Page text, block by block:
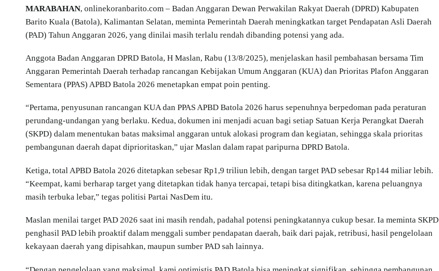
MARABAHAN, onlinekoranbarito.com – Badan Anggaran Dewan Perwakilan Rakyat Daerah (DPRD) Kabupaten
Barito Kuala (Batola), Kalimantan Selatan, meminta Pemerintah Daerah meningkatkan target Pendapatan Asli Daerah
(PAD) Tahun Anggaran 2026, yang dinilai masih terlalu rendah dibanding potensi yang ada.
Anggota Badan Anggaran DPRD Batola, H Maslan, Rabu (13/8/2025), menjelaskan hasil pembahasan bersama Tim
Anggaran Pemerintah Daerah terhadap rancangan Kebijakan Umum Anggaran (KUA) dan Prioritas Plafon Anggaran
Sementara (PPAS) APBD Batola 2026 menetapkan empat poin penting.
“Pertama, penyusunan rancangan KUA dan PPAS APBD Batola 2026 harus sepenuhnya berpedoman pada peraturan
perundang-undangan yang berlaku. Kedua, dokumen ini menjadi acuan bagi setiap Satuan Kerja Perangkat Daerah
(SKPD) dalam menentukan batas maksimal anggaran untuk alokasi program dan kegiatan, sehingga skala prioritas
pembangunan daerah dapat diprioritaskan,” ujar Maslan dalam rapat paripurna DPRD Batola.
Ketiga, total APBD Batola 2026 ditetapkan sebesar Rp1,9 triliun lebih, dengan target PAD sebesar Rp144 miliar lebih.
“Keempat, kami berharap target yang ditetapkan tidak hanya tercapai, tetapi bisa ditingkatkan, karena peluangnya
masih terbuka lebar,” tegas politisi Partai NasDem itu.
Maslan menilai target PAD 2026 saat ini masih rendah, padahal potensi peningkatannya cukup besar. Ia meminta SKPD
penghasil PAD lebih proaktif dalam menggali sumber pendapatan daerah, baik dari pajak, retribusi, hasil pengelolaan
kekayaan daerah yang dipisahkan, maupun sumber PAD sah lainnya.